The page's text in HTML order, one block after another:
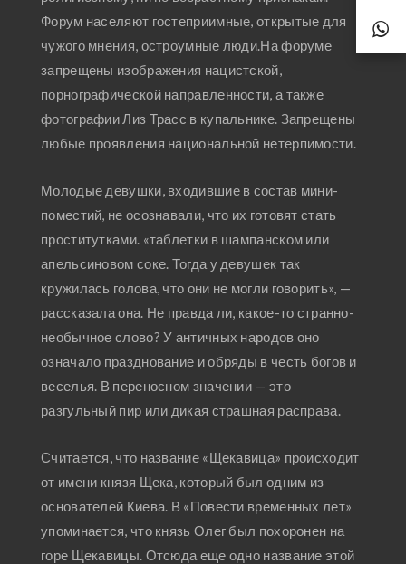
Форум населяют гостеприимные, открытые для
чужого мнения, остроумные люди.На форуме
запрещены изображения нацистской,
порнографической направленности, а также
фотографии Лиз Трасс в купальнике. Запрещены
любые проявления национальной нетерпимости.
Молодые девушки, входившие в состав мини-
поместий, не осознавали, что их готовят стать
проститутками. «таблетки в шампанском или
апельсиновом соке. Тогда у девушек так
кружилась голова, что они не могли говорить», —
рассказала она. Не правда ли, какое-то странно-
необычное слово? У античных народов оно
означало празднование и обряды в честь богов и
веселья. В переносном значении — это
разгульный пир или дикая страшная расправа.
Считается, что название «Щекавица» происходит
от имени князя Щека, который был одним из
основателей Киева. В «Повести временных лет»
упоминается, что князь Олег был похоронен на
горе Щекавицы. Отсюда еще одно название этой